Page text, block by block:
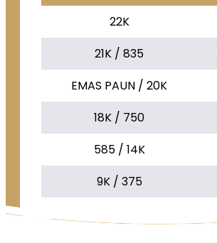
22K
21K / 835
EMAS PAUN / 20K
18K / 750
585 / 14K
9K / 375